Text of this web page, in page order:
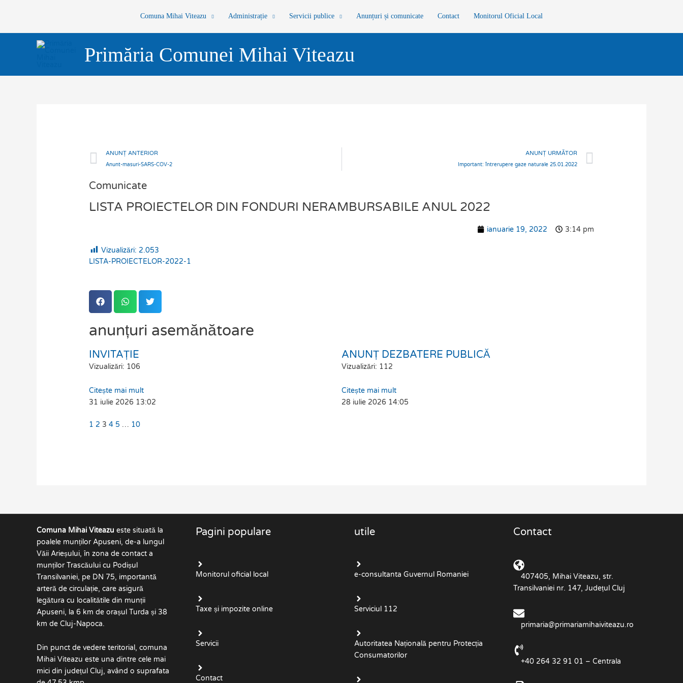
Comuna Mihai Viteazu Administrație Servicii publice Anunțuri și comunicate Contact Monitorul Oficial Local
Primăria Comunei Mihai Viteazu
Prev
ANUNȚ ANTERIOR
Anunt-masuri-SARS-COV-2
ANUNȚ URMĂTOR
Important: Întrerupere gaze naturale 25.01.2022
Comunicate
LISTA PROIECTELOR DIN FONDURI NERAMBURSABILE ANUL 2022
ianuarie 19, 2022 3:14 pm
Vizualizări: 2.053
LISTA-PROIECTELOR-2022-1
anunțuri asemănătoare
INVITAȚIE
Vizualizări: 106
Citește mai mult
31 iulie 2026 13:02
ANUNȚ DEZBATERE PUBLICĂ
Vizualizări: 112
Citește mai mult
28 iulie 2026 14:05
Page
1
Page
2
Page
3
Page
4
Page
5 …
Page
10
Comuna Mihai Viteazu este situată la
poalele munților Apuseni, de-a lungul
Văii Arieșului, în zona de contact a
munților Trascăului cu Podișul
Transilvaniei, pe DN 75, importantă
arteră de circulație, care asigură
legătura cu localitătile din munții
Apuseni, la 6 km de orașul Turda și 38
km de Cluj-Napoca.
Din punct de vedere teritorial, comuna
Mihai Viteazu este una dintre cele mai
mici din județul Cluj, având o suprafata
Pagini populare
Monitorul oficial local
Taxe și impozite online
Servicii
Contact
utile
e-consultanta Guvernul Romaniei
Serviciul 112
Autoritatea Națională pentru Protecția
Consumatorilor
Contact
407405, Mihai Viteazu, str.
Transilvaniei nr. 147, Județul Cluj
primaria@primariamihaiviteazu.ro
+40 264 32 91 01 – Centrala